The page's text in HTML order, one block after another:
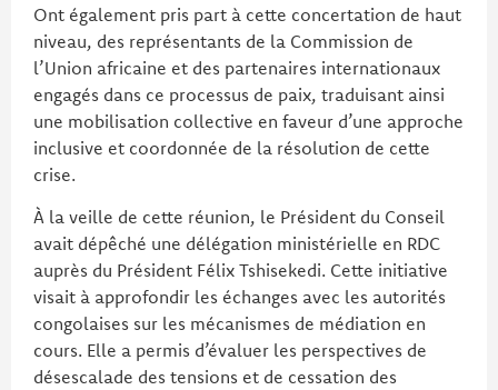
Ont également pris part à cette concertation de haut
niveau, des représentants de la Commission de
l’Union africaine et des partenaires internationaux
engagés dans ce processus de paix, traduisant ainsi
une mobilisation collective en faveur d’une approche
inclusive et coordonnée de la résolution de cette
crise.
À la veille de cette réunion, le Président du Conseil
avait dépêché une délégation ministérielle en RDC
auprès du Président Félix Tshisekedi. Cette initiative
visait à approfondir les échanges avec les autorités
congolaises sur les mécanismes de médiation en
cours. Elle a permis d’évaluer les perspectives de
désescalade des tensions et de cessation des